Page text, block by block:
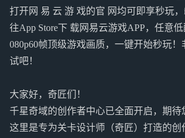
打开网 易 云 游 戏的官 网均可即享秒玩
往App Store下 载网易云游戏APP，任意
080p60帧顶级游戏画质，一键开始秒玩
试吧！
大家好，奇匠们！
千星奇域的创作者中心已全面开启，期待
这里是专为关卡设计师（奇匠）打造的创